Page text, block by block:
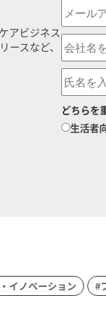
アビジネス
スなど、
どちらを
生活者
イノベーション #